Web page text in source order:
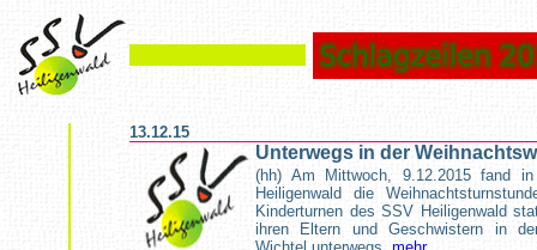
13.12.15
Unterwegs in der
(hh) Am Mittwoch, 9.12.2015 fand
Heiligenwald die
Kinderturnen des SSV Heiligenwald
ihren Eltern und Geschwistern in